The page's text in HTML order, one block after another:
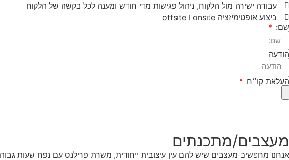
עבודה ישירה מול הלקוח, ניהול פגישות מדי חודש ומענה לכל בקשה של הלקוח
ביצוע אופטימיזציה onsite ו offsite
שם:
הודעה
העלאת קו״ח
מעצבים/מתכנתים
אנחנו מחפשים מעצבים שיש להם עין עיצובית ייחודית, משרת פרילנס עם נפח שעות גבוה